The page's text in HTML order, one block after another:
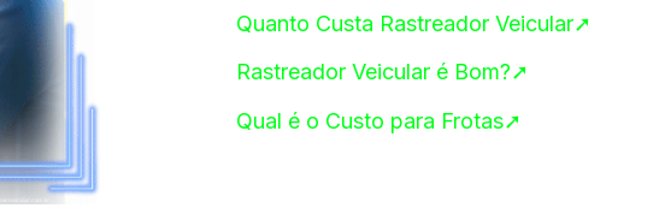
Quanto Custa Rastreador Veicular➚
Rastreador Veicular é Bom?➚
Qual é o Custo para Frotas➚